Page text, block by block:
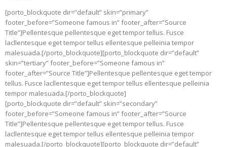
[porto_blockquote dir=”default” skin=”primary”
footer_before=”Someone famous in” footer_after=”Source
Title”]Pellentesque pellentesque eget tempor tellus. Fusce
lacllentesque eget tempor tellus ellentesque pelleinia tempor
malesuada.[/porto_blockquote][porto_blockquote dir=”default”
skin=”tertiary” footer_before=”Someone famous in”
footer_after=”Source Title”]Pellentesque pellentesque eget tempor
tellus. Fusce lacllentesque eget tempor tellus ellentesque pelleinia
tempor malesuada.[/porto_blockquote]
[porto_blockquote dir=”default” skin=”secondary”
footer_before=”Someone famous in” footer_after=”Source
Title”]Pellentesque pellentesque eget tempor tellus. Fusce
lacllentesque eget tempor tellus ellentesque pelleinia tempor
malesuada.[/porto_blockquote][porto_blockquote dir=”default”